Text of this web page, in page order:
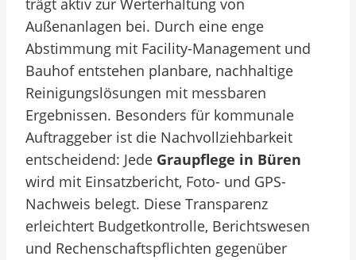
trägt aktiv zur Werterhaltung von
Außenanlagen bei. Durch eine enge
Abstimmung mit Facility-Management und
Bauhof entstehen planbare, nachhaltige
Reinigungslösungen mit messbaren
Ergebnissen. Besonders für kommunale
Auftraggeber ist die Nachvollziehbarkeit
entscheidend: Jede Graupflege in Büren
wird mit Einsatzbericht, Foto- und GPS-
Nachweis belegt. Diese Transparenz
erleichtert Budgetkontrolle, Berichtswesen
und Rechenschaftspflichten gegenüber